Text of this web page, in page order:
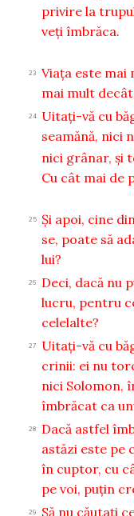
privire la
veţi îmbrăca.
23
Viaţa este mai
mai mult
24
Uitaţi-vă cu
seamănă, nici
nici grânar, şi
Cu cât mai de
25
Şi apoi, cine
se, poate să
lui?
26
Deci, dacă nu
lucru, pentru
celelalte?
27
Uitaţi-vă cu
crinii: ei nu
nici Solomon,
îmbrăcat ca
28
Dacă astfel
astăzi este pe
în cuptor, cu
pe voi, puţin
29 Să nu căutaţi